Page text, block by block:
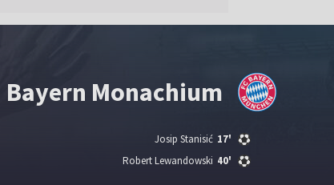
Bayern Monachium
17'
Josip Stanisić
40'
Robert Lewandowski